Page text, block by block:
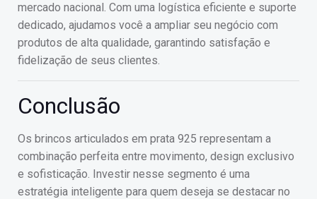
mercado nacional. Com uma logística eficiente e suporte
dedicado, ajudamos você a ampliar seu negócio com
produtos de alta qualidade, garantindo satisfação e
fidelização de seus clientes.
Conclusão
Os brincos articulados em prata 925 representam a
combinação perfeita entre movimento, design exclusivo
e sofisticação. Investir nesse segmento é uma
estratégia inteligente para quem deseja se destacar no